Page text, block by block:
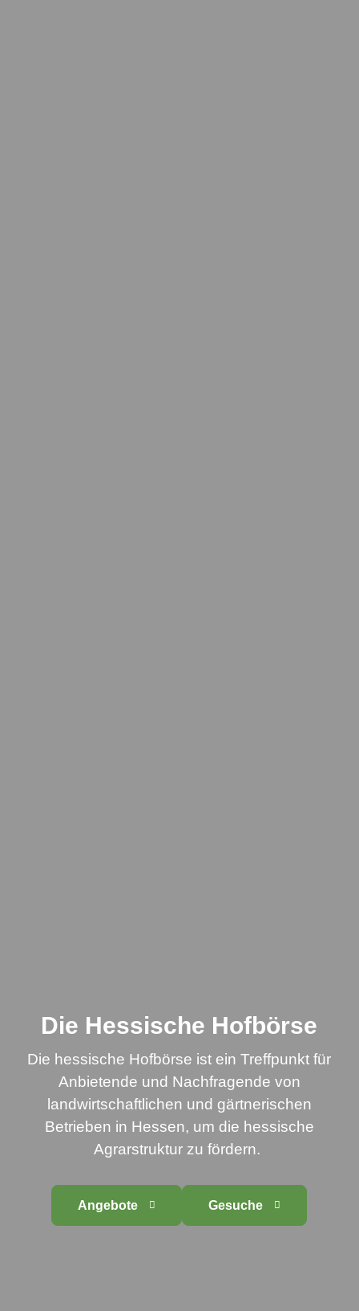
Die Hessische Hofbörse
Die hessische Hofbörse ist ein Treffpunkt für
Anbietende und Nachfragende von
landwirtschaftlichen und gärtnerischen
Betrieben in Hessen, um die hessische
Agrarstruktur zu fördern.
Angebote Gesuche